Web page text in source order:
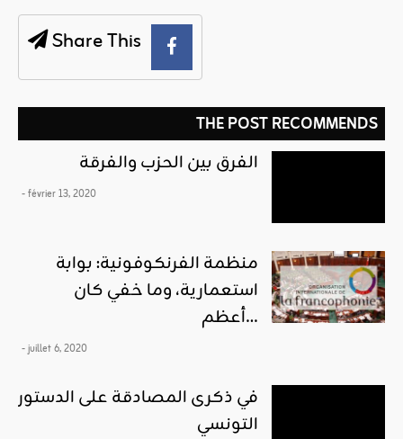
Share This
THE POST RECOMMENDS
الفرق بين الحزب والفرقة
- février 13, 2020
منظمة الفرنكوفونية: بوابة
استعمارية، وما خفي كان
أعظم…
- juillet 6, 2020
في ذكرى المصادقة على الدستور
التونسي